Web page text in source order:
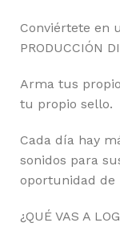
Conviértete en
PRODUCCIÓN
Arma tus
tu propio sello.
Cada día hay
sonidos para
oportunidad de
¿QUÉ VAS A